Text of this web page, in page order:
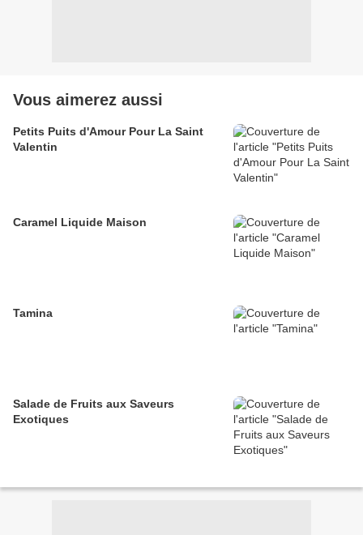
Vous aimerez aussi
Petits Puits d'Amour Pour La Saint
Valentin
Caramel Liquide Maison
Tamina
Salade de Fruits aux Saveurs
Exotiques